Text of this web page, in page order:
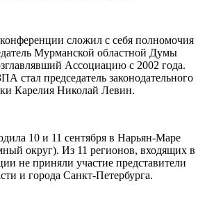
сложил с себя полномочия
Мурманской областной Думы
Ассоциацию с 2002 года.
стал председатель законодательного
Карелия Николай Левин.
10 и 11 сентября в Нарьян-Маре
округ). Из 11 регионов, входящих в
не приняли участие представители
и города Санкт-Петербурга.